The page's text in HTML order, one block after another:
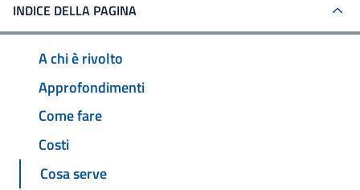
INDICE DELLA PAGINA
A chi è rivolto
Approfondimenti
Come fare
Costi
Cosa serve